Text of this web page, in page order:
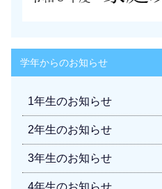
学年からのお知らせ
1年生のお知らせ
2年生のお知らせ
3年生のお知らせ
4年生のお知らせ